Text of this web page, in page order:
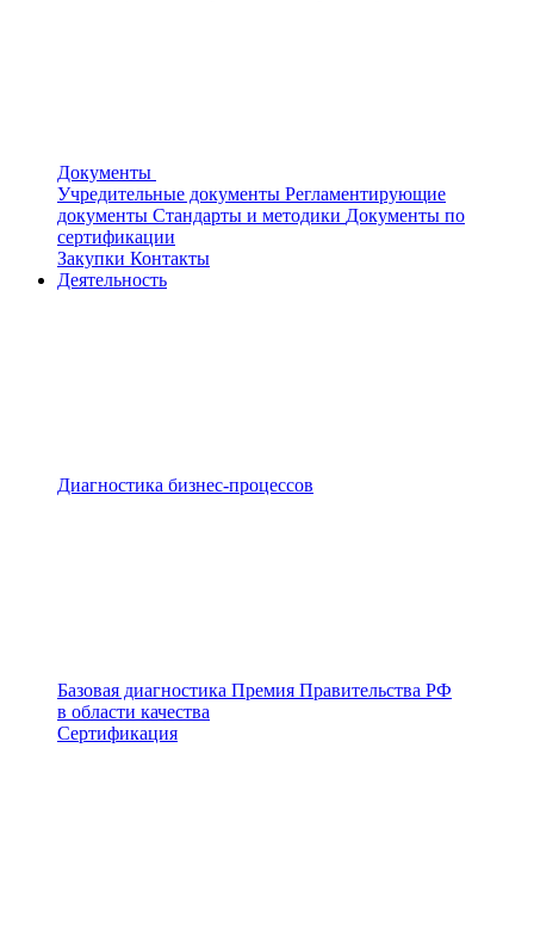
Документы
Учредительные документы Регламентирующие
документы Стандарты и методики Документы по
сертификации
Закупки Контакты
Деятельность
Диагностика бизнес-процессов
Базовая диагностика Премия Правительства РФ
в области качества
Сертификация